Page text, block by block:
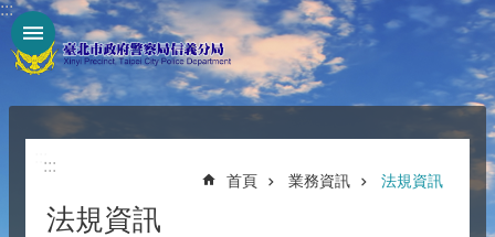
跳到主要內容區塊
:::
:::
首頁 業務資訊 法規資訊
法規資訊